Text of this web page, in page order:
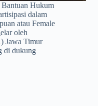
Hukum
dalam
atau Female
oleh
Jawa Timur
di dukung